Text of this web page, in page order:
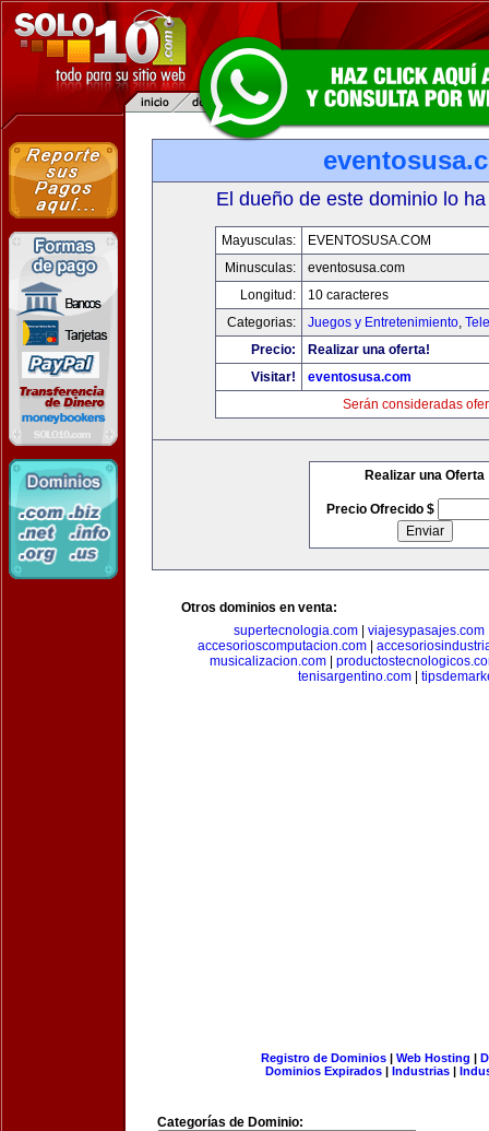
El dueño de este dominio lo
Mayusculas:
EVENTOSUSA.COM
Minusculas:
eventosusa.com
Longitud:
10 caracteres
Categorias:
Juegos y Entretenimiento,
Precio:
Realizar una oferta!
Visitar!
eventosusa.com
Serán consideradas
Realizar una Oferta
Precio Ofrecido $
Otros dominios en venta:
supertecnologia.com| viajesypasajes.com
accesorioscomputacion.com
musicalizacion.com|
tenisargentino.com
Registro de Dominios| Web Hosting |
Dominios Expirados | Industrias |
Categorías de Dominio: